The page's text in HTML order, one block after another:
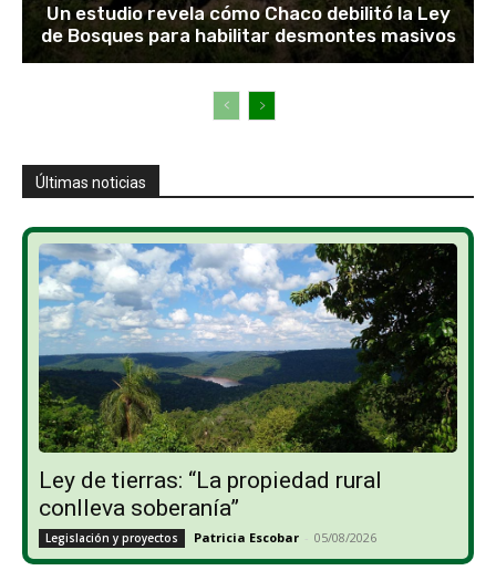
Un estudio revela cómo Chaco debilitó la Ley
de Bosques para habilitar desmontes masivos
Últimas noticias
Ley de tierras: “La propiedad rural
conlleva soberanía”
Legislación y proyectos Patricia Escobar - 05/08/2026